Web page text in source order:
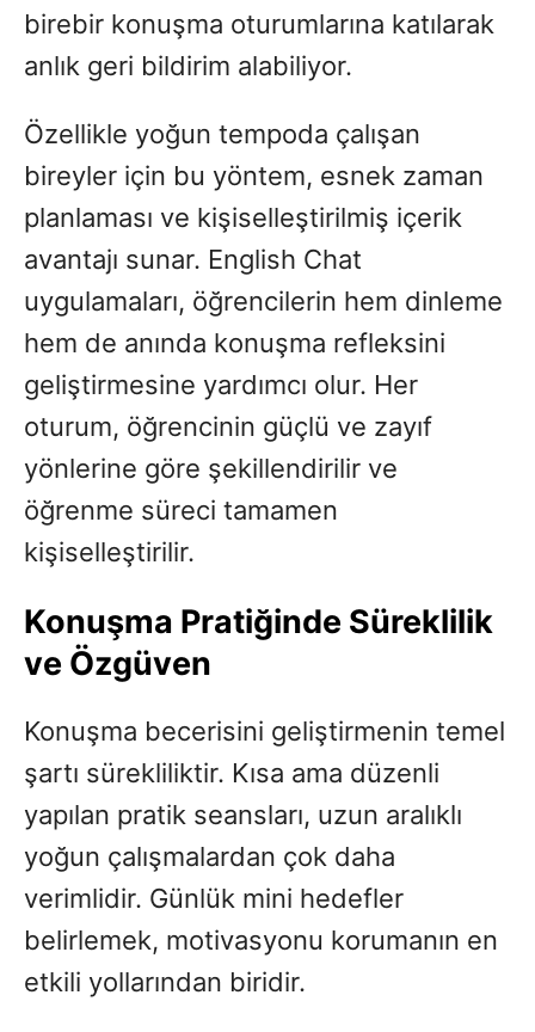
birebir konuşma oturumlarına katılarak
anlık geri bildirim alabiliyor.
Özellikle yoğun tempoda çalışan
bireyler için bu yöntem, esnek zaman
planlaması ve kişiselleştirilmiş içerik
avantajı sunar. English Chat
uygulamaları, öğrencilerin hem dinleme
hem de anında konuşma refleksini
geliştirmesine yardımcı olur. Her
oturum, öğrencinin güçlü ve zayıf
yönlerine göre şekillendirilir ve
öğrenme süreci tamamen
kişiselleştirilir.
Konuşma Pratiğinde Süreklilik
ve Özgüven
Konuşma becerisini geliştirmenin temel
şartı sürekliliktir. Kısa ama düzenli
yapılan pratik seansları, uzun aralıklı
yoğun çalışmalardan çok daha
verimlidir. Günlük mini hedefler
belirlemek, motivasyonu korumanın en
etkili yollarından biridir.